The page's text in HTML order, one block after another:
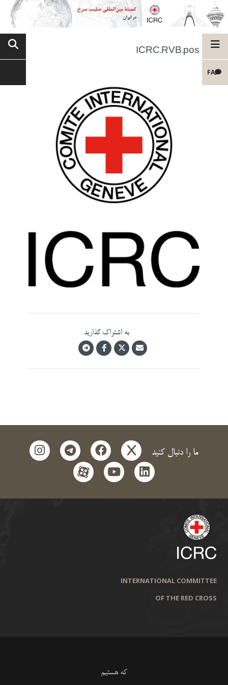
FA
ICRC.RVB.pos
به اشتراک گذارید
ما را دنبال کنید x
facebook
telegram
instagram
linkedin
youtube
aparat
INTERNATIONAL COMMITTEE
OF THE RED CROSS
که هستیم